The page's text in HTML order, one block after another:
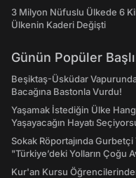
3 Milyon Nüfuslu Ülkede 6
Ülkenin Kaderi Değişti
Günün Popüler
Beşiktaş-Üsküdar Vapurunda
Bacağına Bastonla Vurdu!
Yaşamak İstediğin Ülke
Yaşayacağın Hayatı
Sokak Röportajında Gurbetçi
"Türkiye’deki Yolların Çoğu
Kur'an Kursu